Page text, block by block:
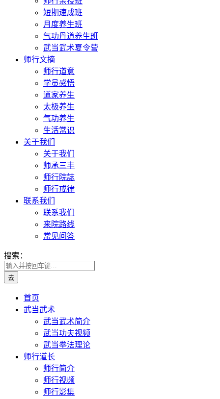
短期速成班
月度养生班
气功丹道养生班
武当武术夏令营
师行文摘
师行道意
学员感悟
道家养生
太极养生
气功养生
生活常识
关于我们
关于我们
师承三丰
师行院誌
师行戒律
联系我们
联系我们
来院路线
常见问答
搜索：
首页
武当武术
武当武术简介
武当功夫视频
武当拳法理论
师行道长
师行简介
师行视频
师行影集